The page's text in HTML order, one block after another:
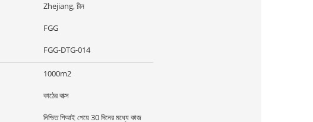
Zhejiang, চীন
FGG
FGG-DTG-014
1000m2
কাঠের বাক্স
নিশ্চিত পিআই পেয়ে 30 দিনের মধ্যে কাজ